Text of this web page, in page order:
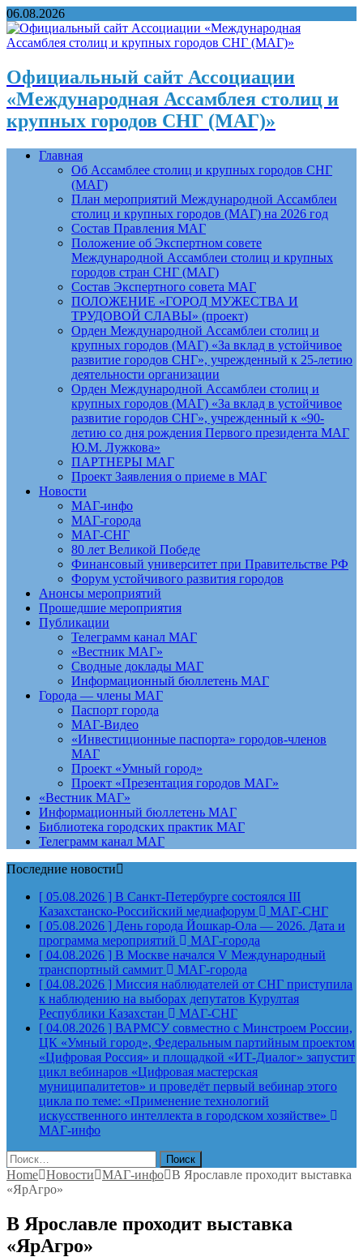
06.08.2026
Официальный сайт Ассоциации
«Международная Ассамблея столиц и
крупных городов СНГ (МАГ)»
Главная
Об Ассамблее столиц и крупных городов СНГ
(МАГ)
План мероприятий Международной Ассамблеи
столиц и крупных городов (МАГ) на 2026 год
Состав Правления МАГ
Положение об Экспертном совете
Международной Ассамблеи столиц и крупных
городов стран СНГ (МАГ)
Состав Экспертного совета МАГ
ПОЛОЖЕНИЕ «ГОРОД МУЖЕСТВА И
ТРУДОВОЙ СЛАВЫ» (проект)
Орден Международной Ассамблеи столиц и
крупных городов (МАГ) «За вклад в устойчивое
развитие городов СНГ», учрежденный к 25-летию
деятельности организации
Орден Международной Ассамблеи столиц и
крупных городов (МАГ) «За вклад в устойчивое
развитие городов СНГ», учрежденный к «90-
летию со дня рождения Первого президента МАГ
Ю.М. Лужкова»
ПАРТНЕРЫ МАГ
Проект Заявления о приеме в МАГ
Новости
МАГ-инфо
МАГ-города
МАГ-СНГ
80 лет Великой Победе
Финансовый университет при Правительстве РФ
Форум устойчивого развития городов
Анонсы мероприятий
Прошедшие мероприятия
Публикации
Телеграмм канал МАГ
«Вестник МАГ»
Сводные доклады МАГ
Информационный бюллетень МАГ
Города — члены МАГ
Паспорт города
МАГ-Видео
«Инвестиционные паспорта» городов-членов
МАГ
Проект «Умный город»
Проект «Презентация городов МАГ»
«Вестник МАГ»
Информационный бюллетень МАГ
Библиотека городских практик МАГ
Телеграмм канал МАГ
Последние новости
[ 05.08.2026 ] В Санкт-Петербурге состоялся III
Казахстанско-Российский медиафорум
МАГ-СНГ
[ 05.08.2026 ] День города Йошкар-Ола — 2026. Дата и
программа мероприятий
МАГ-города
[ 04.08.2026 ] В Москве начался V Международный
транспортный саммит
МАГ-города
[ 04.08.2026 ] Миссия наблюдателей от СНГ приступила
к наблюдению на выборах депутатов Курултая
Республики Казахстан
МАГ-СНГ
[ 04.08.2026 ] ВАРМСУ совместно с Минстроем России,
ЦК «Умный город», Федеральным партийным проектом
«Цифровая Россия» и площадкой «ИТ-Диалог» запустит
цикл вебинаров «Цифровая мастерская
муниципалитетов» и проведёт первый вебинар этого
цикла по теме: «Применение технологий
искусственного интеллекта в городском хозяйстве»
МАГ-инфо
Найти:
Home Новости МАГ-инфо В Ярославле проходит выставка
«ЯрАгро»
В Ярославле проходит выставка
«ЯрАгро»